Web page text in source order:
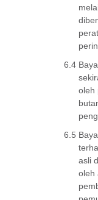
6.4
oleh
6.5
asli
oleh